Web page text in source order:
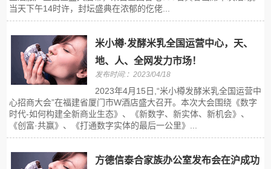
当天下午14时许，封坛盛典在浓郁的仡佬...
米小樽·发酵米乳全国运营中心，天、
地、人、全网发力市场！
发布时间:：2023/04/18
2023年4月15日,“米小樽发酵米乳全国运营中
心招商大会”在福建省厦门市W酒店盛大召开。本次大会围绕《数字
时代-如何构建全新商业生态》、《新数字、新实体、新机会》、
《创富·共赢》、《打通数字实体的最后一公里》...
方德信泰合家族办公室发布会在沪成功